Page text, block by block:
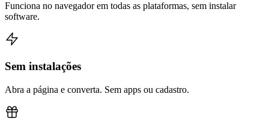
Funciona no navegador em todas as plataformas, sem instalar
software.
Sem instalações
Abra a página e converta. Sem apps ou cadastro.